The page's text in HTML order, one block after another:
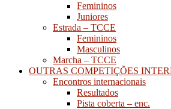
Femininos
Juniores
Estrada – TCCE
Femininos
Masculinos
Marcha – TCCE
OUTRAS COMPETIÇÕES
Encontros internacionais
Resultados
Pista coberta – enc.